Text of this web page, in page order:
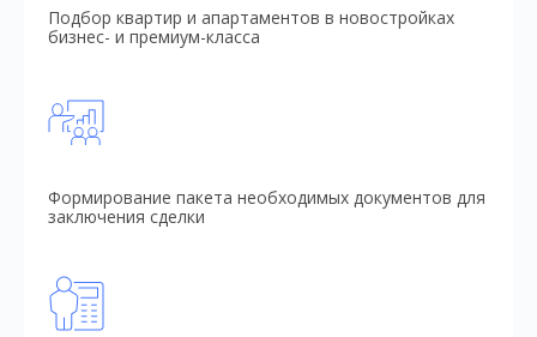
Подбор квартир и апартаментов в новостройках
бизнес- и премиум-класса
Формирование пакета необходимых документов для
заключения сделки